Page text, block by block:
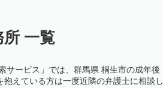
一覧
サービス」では、群馬県 桐生市の成年後
えている方は一度近隣の弁護士に相談し